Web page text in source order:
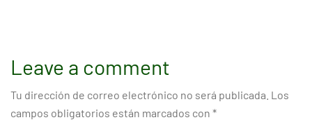
Leave a comment
Tu dirección de correo electrónico no será publicada. Los
campos obligatorios están marcados con *